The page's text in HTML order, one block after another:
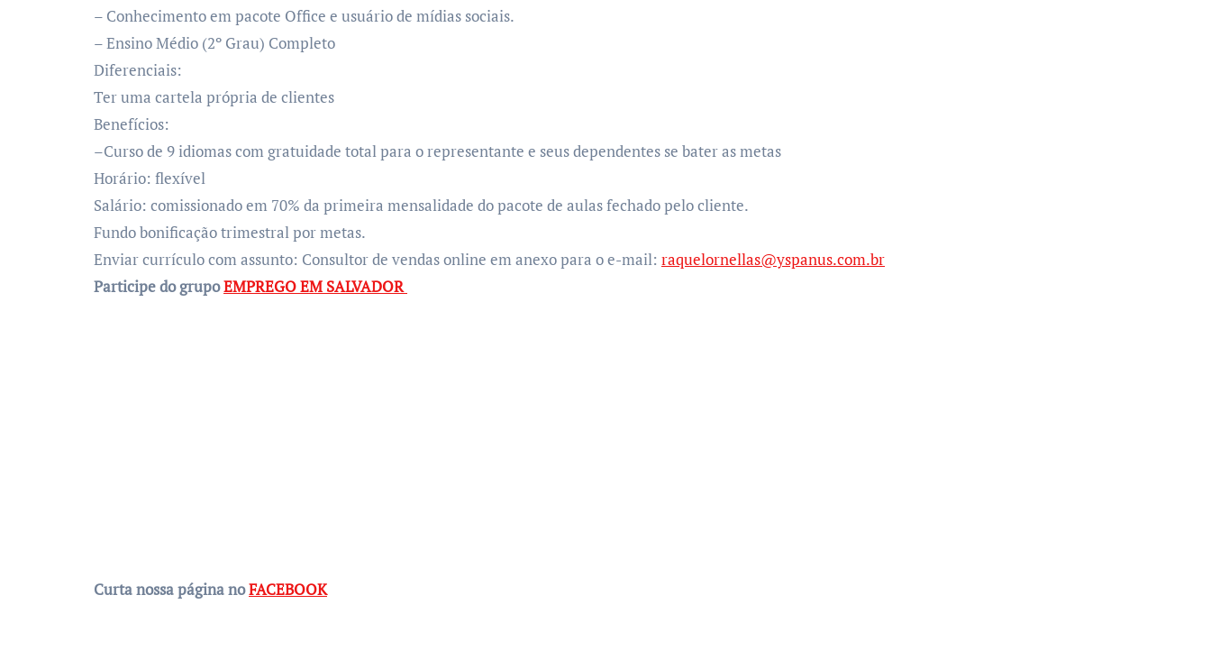
– Conhecimento em pacote Office e usuário de mídias sociais.
– Ensino Médio (2º Grau) Completo
Diferenciais:
Ter uma cartela própria de clientes
Benefícios:
–Curso de 9 idiomas com gratuidade total para o representante e seus dependentes se bater as metas
Horário: flexível
Salário: comissionado em 70% da primeira mensalidade do pacote de aulas fechado pelo cliente.
Fundo bonificação trimestral por metas.
Enviar currículo comassunto: Consultor de vendas online em anexo para o e-mail: raquelornellas@yspanus.com.br
Participe do grupoEMPREGO EM SALVADOR
Curta nossa página noFACEBOOK